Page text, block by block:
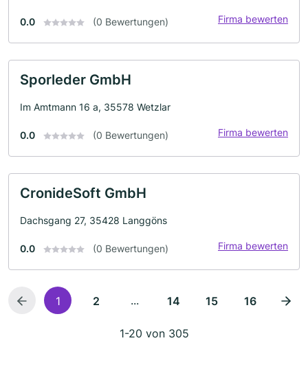
0.0 (0 Bewertungen) Firma bewerten
Sporleder GmbH
Im Amtmann 16 a, 35578 Wetzlar
0.0 (0 Bewertungen) Firma bewerten
CronideSoft GmbH
Dachsgang 27, 35428 Langgöns
0.0 (0 Bewertungen) Firma bewerten
1 2 ... 14 15 16
1-20 von 305